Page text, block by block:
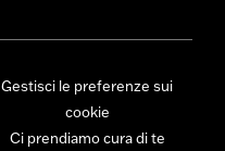
Gestisci le preferenze sui
cookie
Ci prendiamo cura di te